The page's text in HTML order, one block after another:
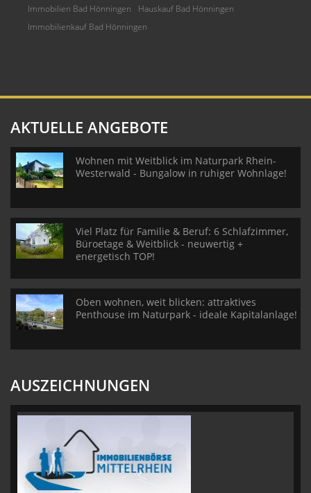
Immobilien Bad Hönningen
Hauskauf Bad Hönningen
Immobilienkauf Bad Hönningen
AKTUELLE ANGEBOTE
Wohnen mit Weitblick im Naturpark Rhein-
Westerwald - Bungalow in ruhiger Wohnlage!
Viel Platz für Familie & Beruf: 6 Schlafzimmer,
Büroetage & Weitblick - neuwertig +
energetisch TOP!
Oben wohnen, weit blicken: attraktives
Penthouse im Naturpark - ideale Kapitalanlage!
AUSZEICHNUNGEN